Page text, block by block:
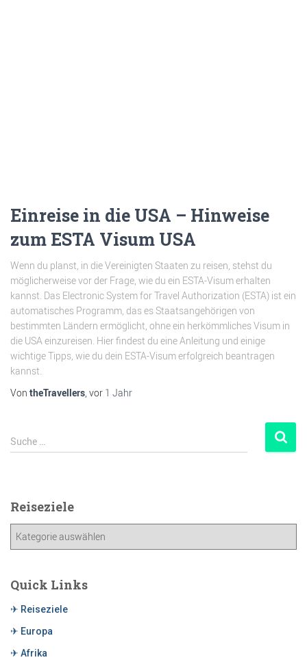
Einreise in die USA – Hinweise
zum ESTA Visum USA
Wenn du planst, in die Vereinigten Staaten zu reisen, stehst du
möglicherweise vor der Frage, wie du ein ESTA-Visum erhalten
kannst. Das Electronic System for Travel Authorization (ESTA) ist ein
automatisches Programm, das es Staatsangehörigen von
bestimmten Ländern ermöglicht, ohne ein herkömmliches Visum in
die USA einzureisen. Hier findest du eine Anleitung und einige
wichtige Tipps, wie du dein ESTA-Visum erfolgreich beantragen
kannst.
Von theTravellers , vor 1 Jahr
Suche …
Reiseziele
Quick Links
✈ Reiseziele
✈ Europa
✈ Afrika